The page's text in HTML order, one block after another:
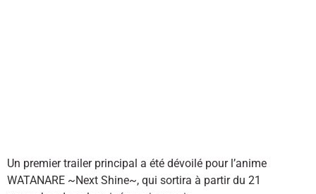
Un premier trailer principal a été dévoilé pour l’anime
WATANARE ~Next Shine~, qui sortira à partir du 21